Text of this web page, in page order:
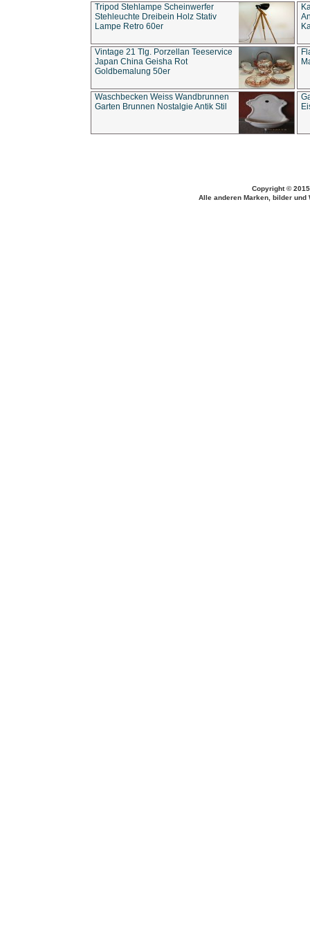
Tripod Stehlampe Scheinwerfer
Stehleuchte Dreibein Holz Stativ
Lampe Retro 60er
Vintage 21 Tlg. Porzellan Teeservice
Japan China Geisha Rot
Goldbemalung 50er
Waschbecken Weiss Wandbrunnen
Garten Brunnen Nostalgie Antik Stil
Copyright ©
Alle anderen Marken, bilder und